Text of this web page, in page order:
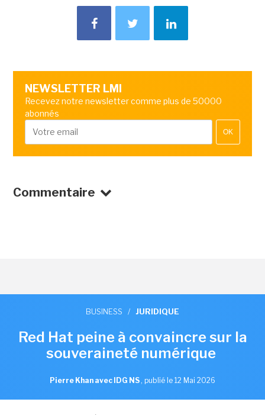
NEWSLETTER LMI
Recevez notre newsletter comme plus de 50000
abonnés
OK
Commentaire
BUSINESS / JURIDIQUE
Red Hat peine à convaincre sur la
souveraineté numérique
Pierre Khan avec IDG NS , publié le 12 Mai 2026